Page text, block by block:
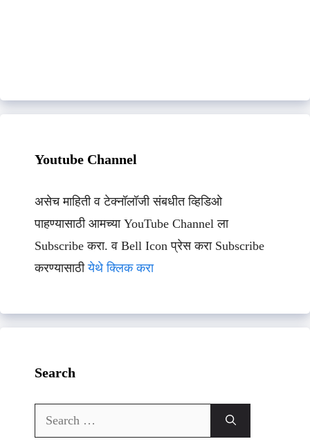
Youtube Channel
असेच माहिती व टेक्नॉलॉजी संबधीत व्हिडिओ
पाहण्यासाठी आमच्या YouTube Channel ला
Subscribe करा. व Bell Icon प्रेस करा Subscribe
करण्यासाठीयेथे क्लिक करा
Search
Search
for: